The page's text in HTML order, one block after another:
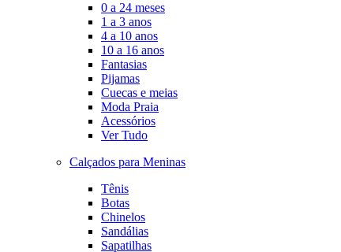
0 a 24 meses
1 a 3 anos
4 a 10 anos
10 a 16 anos
Fantasias
Pijamas
Cuecas e meias
Moda Praia
Acessórios
Ver Tudo
Calçados para Meninas
Tênis
Botas
Chinelos
Sandálias
Sapatilhas